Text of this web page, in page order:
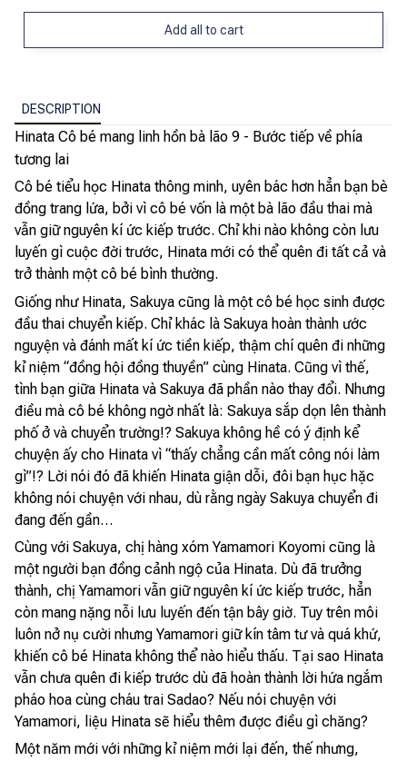
Add all to cart
DESCRIPTION
Hinata Cô bé mang linh hồn bà lão 9 - Bước tiếp về phía
tương lai
Cô bé tiểu học Hinata thông minh, uyên bác hơn hẳn bạn bè
đồng trang lứa, bởi vì cô bé vốn là một bà lão đầu thai mà
vẫn giữ nguyên kí ức kiếp trước. Chỉ khi nào không còn lưu
luyến gì cuộc đời trước, Hinata mới có thể quên đi tất cả và
trở thành một cô bé bình thường.
Giống như Hinata, Sakuya cũng là một cô bé học sinh được
đầu thai chuyển kiếp. Chỉ khác là Sakuya hoàn thành ước
nguyện và đánh mất kí ức tiền kiếp, thậm chí quên đi những
kỉ niệm “đồng hội đồng thuyền” cùng Hinata. Cũng vì thế,
tình bạn giữa Hinata và Sakuya đã phần nào thay đổi. Nhưng
điều mà cô bé không ngờ nhất là: Sakuya sắp dọn lên thành
phố ở và chuyển trường!? Sakuya không hề có ý định kể
chuyện ấy cho Hinata vì “thấy chẳng cần mất công nói làm
gì”!? Lời nói đó đã khiến Hinata giận dỗi, đôi bạn hục hặc
không nói chuyện với nhau, dù rằng ngày Sakuya chuyển đi
đang đến gần…
Cùng với Sakuya, chị hàng xóm Yamamori Koyomi cũng là
một người bạn đồng cảnh ngộ của Hinata. Dù đã trưởng
thành, chị Yamamori vẫn giữ nguyên kí ức kiếp trước, hẳn
còn mang nặng nỗi lưu luyến đến tận bây giờ. Tuy trên môi
luôn nở nụ cười nhưng Yamamori giữ kín tâm tư và quá khứ,
khiến cô bé Hinata không thể nào hiểu thấu. Tại sao Hinata
vẫn chưa quên đi kiếp trước dù đã hoàn thành lời hứa ngắm
pháo hoa cùng cháu trai Sadao? Nếu nói chuyện với
Yamamori, liệu Hinata sẽ hiểu thêm được điều gì chăng?
Một năm mới với những kỉ niệm mới lại đến, thế nhưng,